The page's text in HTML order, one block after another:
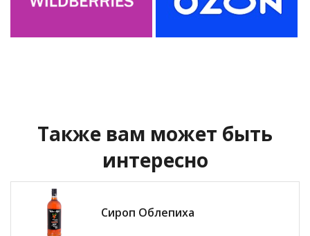
Также вам может быть
интересно
Сироп Облепиха